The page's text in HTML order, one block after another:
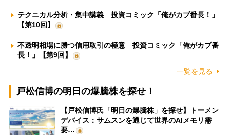
テクニカル分析・集中講義 投資コミック「俺がカブ番長！」
【第10回】
不透明相場に勝つ信用取引の極意 投資コミック「俺がカブ番
長！」【第9回】
一覧を見る
戸松信博の明日の爆騰株を探せ！
【戸松信博氏「明日の爆騰株」を探せ】トーメン
デバイス：サムスンを通じて世界のAIメモリ需
要…